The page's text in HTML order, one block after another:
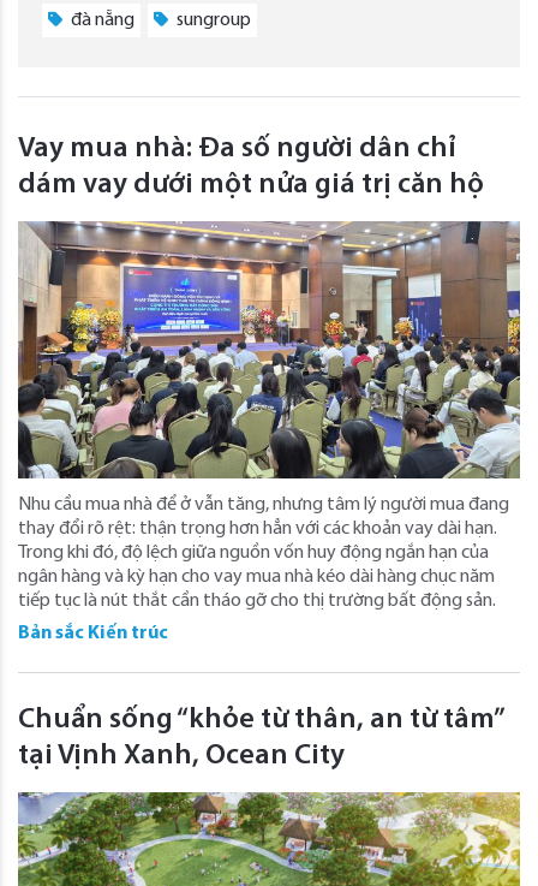
đà nẵng sungroup
Vay mua nhà: Đa số người dân chỉ
dám vay dưới một nửa giá trị căn hộ
Nhu cầu mua nhà để ở vẫn tăng, nhưng tâm lý người mua đang
thay đổi rõ rệt: thận trọng hơn hẳn với các khoản vay dài hạn.
Trong khi đó, độ lệch giữa nguồn vốn huy động ngắn hạn của
ngân hàng và kỳ hạn cho vay mua nhà kéo dài hàng chục năm
tiếp tục là nút thắt cần tháo gỡ cho thị trường bất động sản.
Bản sắc Kiến trúc
Chuẩn sống “khỏe từ thân, an từ tâm”
tại Vịnh Xanh, Ocean City